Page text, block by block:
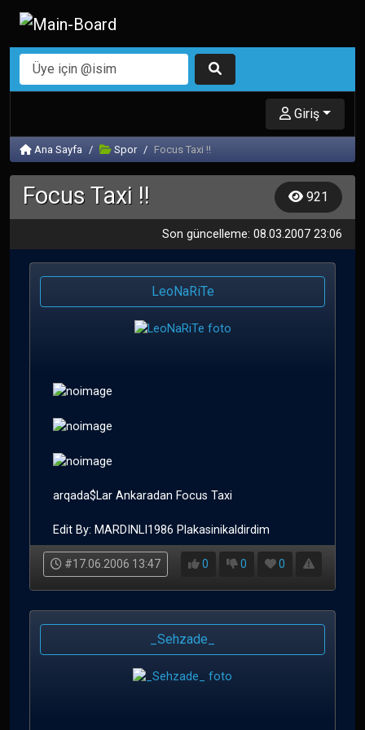
Giriş
Ana Sayfa Spor Focus Taxi !!
Focus Taxi !! 921
Son güncelleme: 08.03.2007 23:06
LeoNaRiTe
arqada$Lar Ankaradan Focus Taxi
Edit By: MARDINLI1986 Plakasinikaldirdim
#17.06.2006 13:47 0 0 0
_Sehzade_